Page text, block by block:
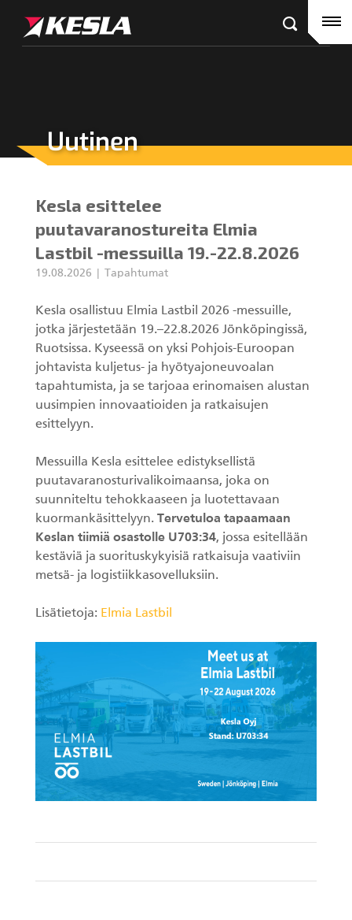
Etusivu
Puutavaranosturit
Kahmarit II
Harvesterikourat
Metsäkonenosturit
Kuormaimet
Perävaunut
Sykeprosessori
Kahmarit I
KESLA-jälleenmyyjät
Ura Keslalla
Tehtaan yhteystiedot
KESLA Defence
Uutinen
Kesla esittelee
puutavaranostureita Elmia
Lastbil -messuilla 19.-22.8.2026
19.08.2026 Tapahtumat
Kesla osallistuu Elmia Lastbil 2026 -messuille,
jotka järjestetään 19.–22.8.2026 Jönköpingissä,
Ruotsissa. Kyseessä on yksi Pohjois-Euroopan
johtavista kuljetus- ja hyötyajoneuvoalan
tapahtumista, ja se tarjoaa erinomaisen alustan
uusimpien innovaatioiden ja ratkaisujen
esittelyyn.
Messuilla Kesla esittelee edistyksellistä
puutavaranosturivalikoimaansa, joka on
suunniteltu tehokkaaseen ja luotettavaan
kuormankäsittelyyn. Tervetuloa tapaamaan
Keslan tiimiä osastolle U703:34, jossa esitellään
kestäviä ja suorituskykyisiä ratkaisuja vaativiin
metsä- ja logistiikkasovelluksiin.
Lisätietoja: Elmia Lastbil